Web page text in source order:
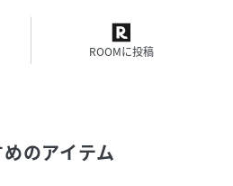
ROOMに投稿
のアイテム